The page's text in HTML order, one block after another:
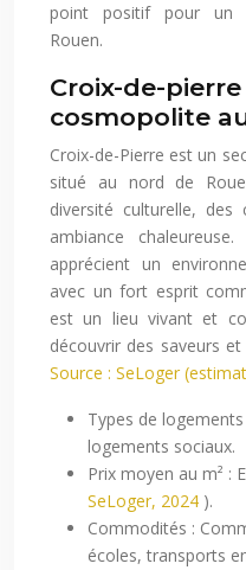
point positif pour un
Rouen.
Croix-de-
cosmopolite
Croix-de-Pierre est un
situé au nord de
diversité culturelle,
ambiance
apprécient un
avec un fort esprit
est un lieu vivant et
découvrir des saveurs
Source : SeLoger
Types de
logements sociaux.
Prix moyen au m² :
SeLoger, 2024 ).
Commodités :
écoles, transports